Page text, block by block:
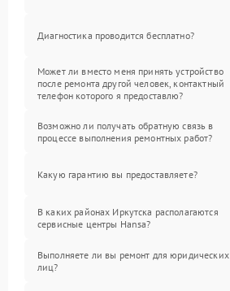
Диагностика проводится бесплатно?
Может ли вместо меня принять устройство
после ремонта другой человек, контактный
телефон которого я предоставлю?
Возможно ли получать обратную связь в
процессе выполнения ремонтных работ?
Какую гарантию вы предоставляете?
В каких районах Иркутска располагаются
сервисные центры Hansa?
Выполняете ли вы ремонт для юридических
лиц?